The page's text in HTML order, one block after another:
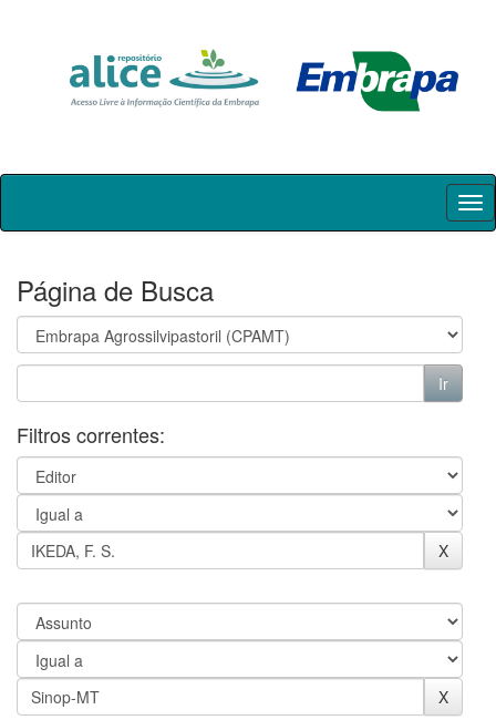
Skip
Página de Busca
Filtros correntes: